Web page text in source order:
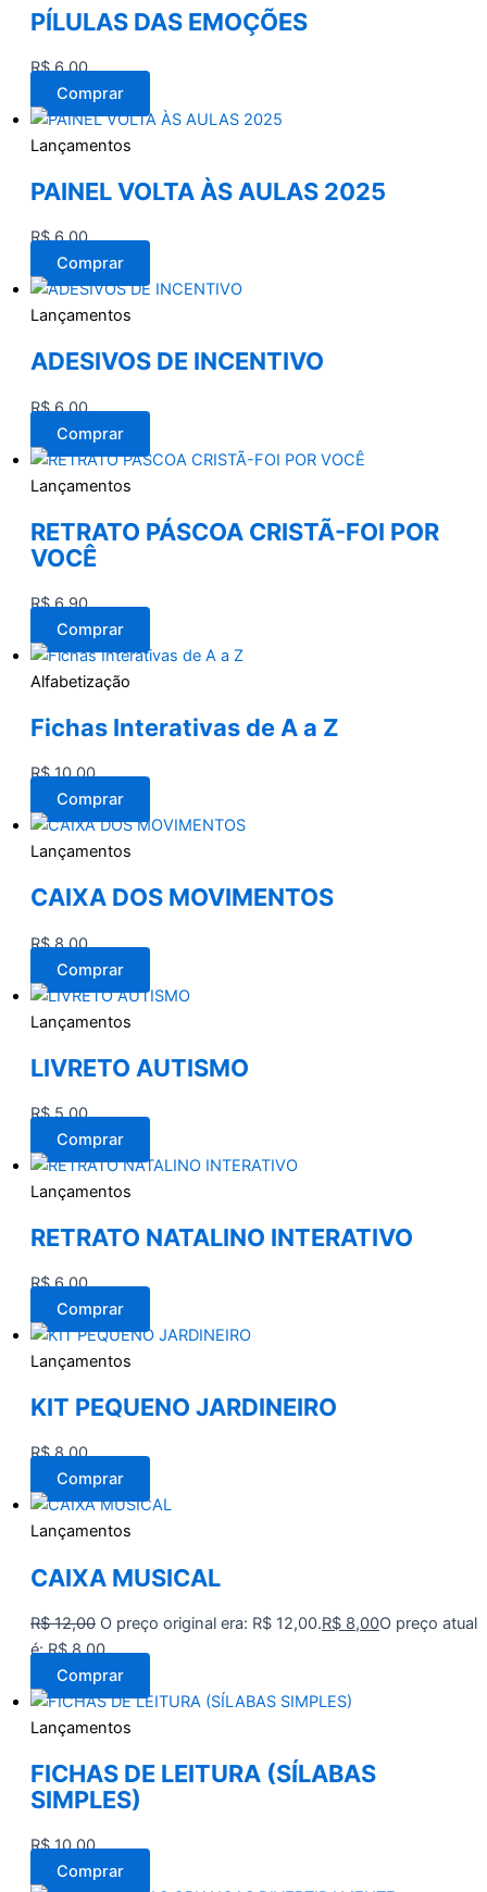
PÍLULAS DAS EMOÇÕES
R$6,00
Comprar
Lançamentos
PAINEL VOLTA ÀS AULAS 2025
R$6,00
Comprar
Lançamentos
ADESIVOS DE INCENTIVO
R$6,00
Comprar
Lançamentos
RETRATO PÁSCOA CRISTÃ-FOI POR
VOCÊ
R$6,90
Comprar
Alfabetização
Fichas Interativas de A a Z
R$10,00
Comprar
Lançamentos
CAIXA DOS MOVIMENTOS
R$8,00
Comprar
Lançamentos
LIVRETO AUTISMO
R$5,00
Comprar
Lançamentos
RETRATO NATALINO INTERATIVO
R$6,00
Comprar
Lançamentos
KIT PEQUENO JARDINEIRO
R$8,00
Comprar
Lançamentos
CAIXA MUSICAL
R$12,00 O preço original era: R$ 12,00.R$ 8,00O preço atual
é: R$ 8,00.
Comprar
Lançamentos
FICHAS DE LEITURA (SÍLABAS
SIMPLES)
R$10,00
Comprar